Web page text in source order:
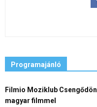
Programajánló
Filmio Moziklub
magyar filmmel